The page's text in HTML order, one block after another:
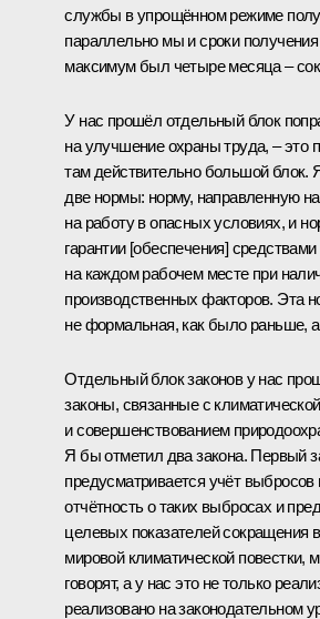
службы в упрощённом режиме
параллельно мы и сроки
максимум был четыре месяца –
У нас прошёл отдельный блок
на улучшение охраны труда, – это
там действительно большой блок.
две нормы: норму, направленную
на работу в опасных условиях, и
гарантии [обеспечения]
на каждом рабочем месте при
производственных факторов. Эта
не формальная, как было раньше,
Отдельный блок законов у нас
законы, связанные с
и совершенствованием
Я бы отметил два закона. Первый
предусматривается учёт выбросов
отчётность о таких выбросах и
целевых показателей сокращения
мировой климатической повестки,
говорят, а у нас это не только
реализовано на законодательном